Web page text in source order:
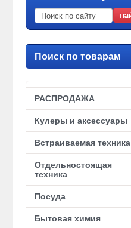
Поиск по товарам
РАСПРОДАЖА
Кулеры и аксессуары
Встраиваемая техника
Отдельностоящая
техника
Посуда
Бытовая химия